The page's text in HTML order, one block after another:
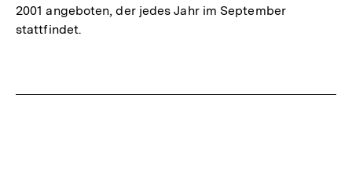
2001 angeboten, der jedes Jahr im September
stattfindet.